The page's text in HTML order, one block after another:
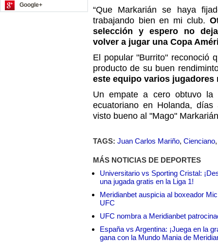
Google+
“Que Markarián se haya
trabajando bien en mi club.
selección y espero no
volver a jugar una Copa
El popular "Burrito" reconoció
producto de su buen
este equipo varios
Un empate a cero obtuvo la
ecuatoriano en Holanda,
visto bueno al "Mago"
TAGS: Juan Carlos Mariño, Cienciano
MÁS NOTICIAS DE DEPORTES
Universitario vs Sporting Cristal:
una jugada gratis en la Liga 1!
Meridianbet auspicia al boxeador
UFC
UFC nombra a Meridianbet
España vs Argentina: ¡Juega en la
gana con la Mundo Mania de